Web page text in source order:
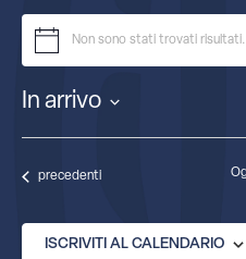
Non sono stati trovati risultati.
In arrivo
Eventi
precedenti
ISCRIVITI AL CALENDARIO